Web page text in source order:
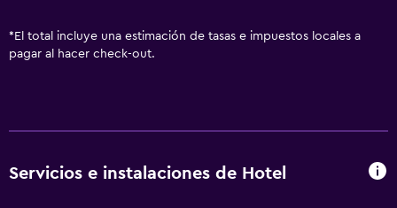
* El total incluye una estimación de tasas e impuestos locales a
pagar al hacer check-out.
Servicios e instalaciones de Hotel